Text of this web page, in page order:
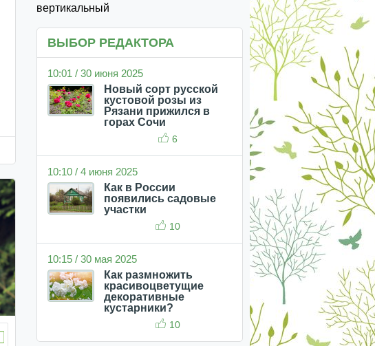
вертикальный
ВЫБОР РЕДАКТОРА
10:01 / 30 июня 2025
Новый сорт русской
кустовой розы из
Рязани прижился в
горах Сочи
6
10:10 / 4 июня 2025
Как в России
появились садовые
участки
10
10:15 / 30 мая 2025
Как размножить
красивоцветущие
декоративные
кустарники?
10